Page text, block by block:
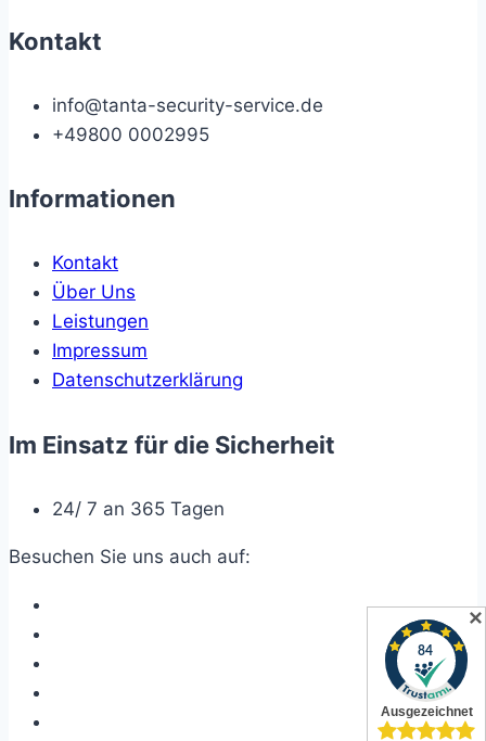
Kontakt
info@tanta-security-service.de
+49800 0002995
Informationen
Kontakt
Über Uns
Leistungen
Impressum
Datenschutzerklärung
Im Einsatz für die Sicherheit
24/ 7 an 365 Tagen
Besuchen Sie uns auch auf:
✕